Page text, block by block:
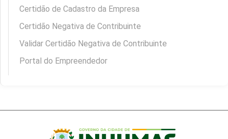
Certidão de Cadastro da Empresa
Certidão Negativa de Contribuinte
Validar Certidão Negativa de Contribuinte
Portal do Empreendedor